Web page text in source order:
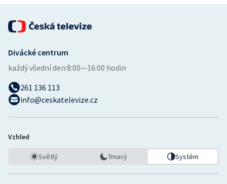
Ostatní
Divácké centrum
každý všední den:8:00—16:00 hodin
261 136 113
info@ceskatelevize.cz
Vzhled
Světlý Tmavý Systém